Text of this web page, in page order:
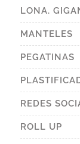
LONA.
MANTELES
PEGATINAS
REDES
ROLL UP